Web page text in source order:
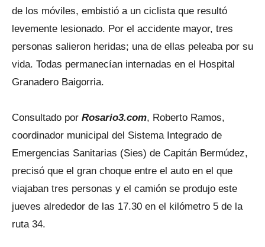
de los móviles, embistió a un ciclista que resultó
levemente lesionado. Por el accidente mayor, tres
personas salieron heridas; una de ellas peleaba por su
vida. Todas permanecían internadas en el Hospital
Granadero Baigorria.
Consultado por Rosario3.com, Roberto Ramos,
coordinador municipal del Sistema Integrado de
Emergencias Sanitarias (Sies) de Capitán Bermúdez,
precisó que el gran choque entre el auto en el que
viajaban tres personas y el camión se produjo este
jueves alrededor de las 17.30 en el kilómetro 5 de la
ruta 34.